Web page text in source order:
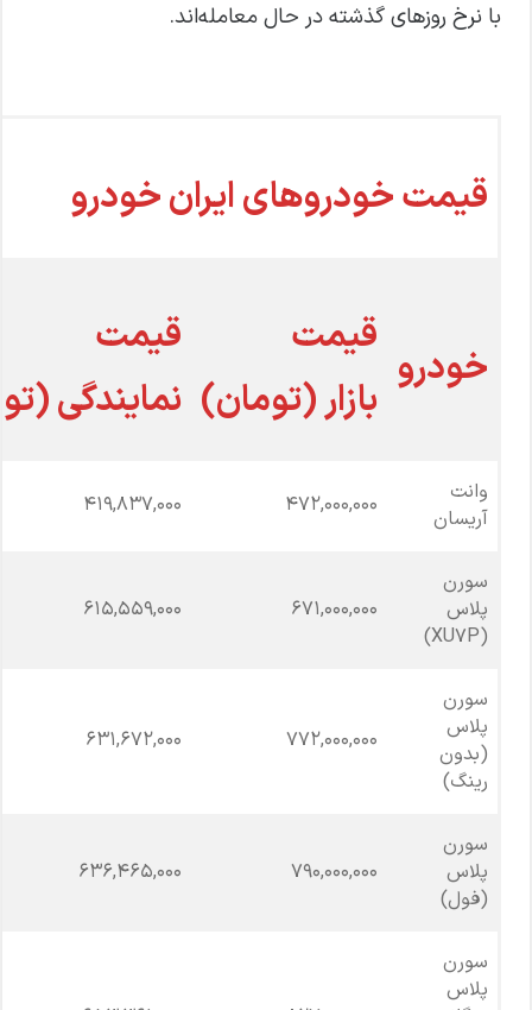
با نرخ‌ روز‌های گذشته در حال معامله‌اند.
قیمت خودروهای ایران خودرو
خودرو
قیمت
بازار (تومان)
قیمت
نمایندگی
وانت
آریسان
472,000,000
419,837,000
سورن
پلاس
(XU7P)
671,000,000
615,559,000
سورن
پلاس
(بدون
رینگ)
772,000,000
631,672,000
سورن
پلاس
(فول)
790,000,000
636,465,000
سورن
پلاس